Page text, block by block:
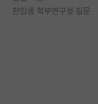
편입생 학부연구생 질문